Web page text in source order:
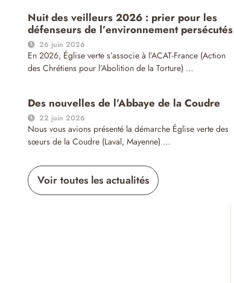
Nuit des veilleurs 2026 : prier pour les
défenseurs de l’environnement persécutés
26 juin 2026
En 2026, Église verte s’associe à l’ACAT-France (Action
des Chrétiens pour l’Abolition de la Torture) …
Des nouvelles de l’Abbaye de la Coudre
22 juin 2026
Nous vous avions présenté la démarche Église verte des
sœurs de la Coudre (Laval, Mayenne) …
Voir toutes les actualités